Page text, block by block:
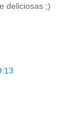
deliciosas ;)